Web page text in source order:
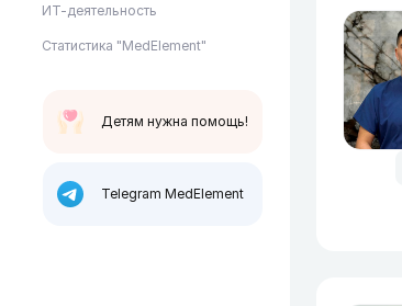
ИТ-деятельность
Статистика "MedElement"
Детям нужна помощь!
Telegram MedElement